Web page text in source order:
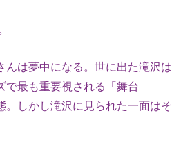
は夢中になる。世に出た滝沢は
最も重要視される「舞台
。しかし滝沢に見られた一面はそ